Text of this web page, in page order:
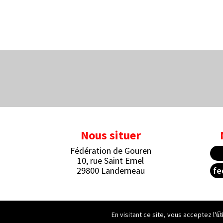
Nous situer
Fédération de Gouren
10, rue Saint Ernel
29800 Landerneau
En visitant ce site, vous acceptez